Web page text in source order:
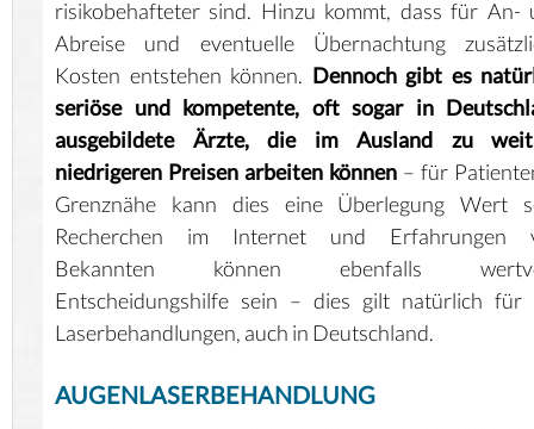
risikobehafteter sind. Hinzu kommt, dass für An-
Abreise und eventuelle Übernachtung
Kosten entstehen können. Dennoch gibt es
seriöse und kompetente, oft sogar in
ausgebildete Ärzte, die im Ausland zu
niedrigeren Preisen arbeiten können – für
Grenznähe kann dies eine Überlegung Wert
Recherchen im Internet und Erfahrungen
Bekannten können ebenfalls
Entscheidungshilfe sein – dies gilt natürlich für
Laserbehandlungen, auch in Deutschland.
AUGENLASERBEHANDLUNG